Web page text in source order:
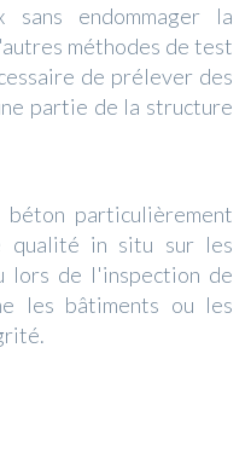
sans endommager la
méthodes de test
de prélever des
partie de la structure
particulièrement
qualité in situ sur les
lors de l'inspection de
les bâtiments ou les